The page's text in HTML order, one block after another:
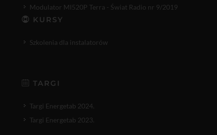
Modulator MI520P Terra - Świat Radio nr 9/2019
KURSY
Szkolenia dla instalatorów
TARGI
Targi Energetab 2024.
Targi Energetab 2023.